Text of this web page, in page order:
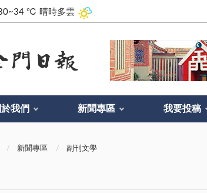
℃ 晴時多雲
於我們 新聞專區 我要投稿
新聞專區 副刊文學